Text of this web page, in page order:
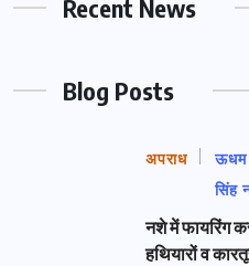
Recent News
Blog Posts
अपराध
ऊधम
सिंह
नशे में फायरिंग
हथियारों व